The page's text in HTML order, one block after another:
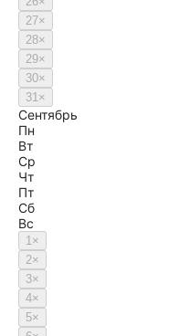
27×
28×
29×
30×
31×
Сентябрь
Пн
Вт
Ср
Чт
Пт
Сб
Вс
1×
2×
3×
4×
5×